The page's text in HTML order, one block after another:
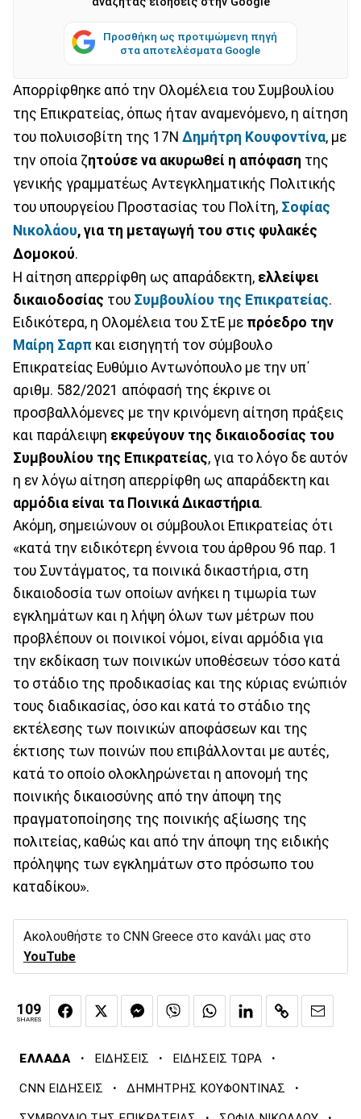
Προσθήκη ως προτιμώμενη πηγή
στα αποτελέσματα Google
Απορρίφθηκε από την Ολομέλεια του Συμβουλίου
της Επικρατείας, όπως ήταν αναμενόμενο, η αίτηση
του πολυισοβίτη της 17Ν Δημήτρη Κουφοντίνα, με
την οποία ζητούσε να ακυρωθεί η απόφαση της
γενικής γραμματέως Αντεγκληματικής Πολιτικής
του υπουργείου Προστασίας του Πολίτη, Σοφίας
Νικολάου, για τη μεταγωγή του στις φυλακές
Δομοκού.
Η αίτηση απερρίφθη ως απαράδεκτη, ελλείψει
δικαιοδοσίας του Συμβουλίου της Επικρατείας.
Ειδικότερα, η Ολομέλεια του ΣτΕ με πρόεδρο την
Μαίρη Σαρπ και εισηγητή τον σύμβουλο
Επικρατείας Ευθύμιο Αντωνόπουλο με την υπ΄
αριθμ. 582/2021 απόφασή της έκρινε οι
προσβαλλόμενες με την κρινόμενη αίτηση πράξεις
και παράλειψη εκφεύγουν της δικαιοδοσίας του
Συμβουλίου της Επικρατείας, για το λόγο δε αυτόν
η εν λόγω αίτηση απερρίφθη ως απαράδεκτη και
αρμόδια είναι τα Ποινικά Δικαστήρια.
Ακόμη, σημειώνουν οι σύμβουλοι Επικρατείας ότι
«κατά την ειδικότερη έννοια του άρθρου 96 παρ. 1
του Συντάγματος, τα ποινικά δικαστήρια, στη
δικαιοδοσία των οποίων ανήκει η τιμωρία των
εγκλημάτων και η λήψη όλων των μέτρων που
προβλέπουν οι ποινικοί νόμοι, είναι αρμόδια για
την εκδίκαση των ποινικών υποθέσεων τόσο κατά
το στάδιο της προδικασίας και της κύριας ενώπιόν
τους διαδικασίας, όσο και κατά το στάδιο της
εκτέλεσης των ποινικών αποφάσεων και της
έκτισης των ποινών που επιβάλλονται με αυτές,
κατά το οποίο ολοκληρώνεται η απονομή της
ποινικής δικαιοσύνης από την άποψη της
πραγματοποίησης της ποινικής αξίωσης της
πολιτείας, καθώς και από την άποψη της ειδικής
πρόληψης των εγκλημάτων στο πρόσωπο του
καταδίκου».
Ακολουθήστε το CNN Greece στο κανάλι μας στο
YouTube
109
SHARES
ΕΛΛΑΔΑ · ΕΙΔΗΣΕΙΣ · ΕΙΔΗΣΕΙΣ ΤΩΡΑ ·
CNN ΕΙΔΗΣΕΙΣ · ΔΗΜΗΤΡΗΣ ΚΟΥΦΟΝΤΙΝΑΣ ·